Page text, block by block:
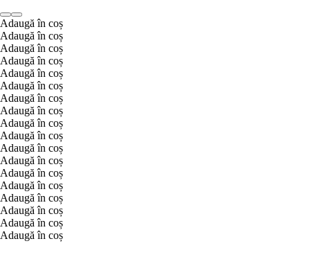
Adaugă în coș
Adaugă în coș
Adaugă în coș
Adaugă în coș
Adaugă în coș
Adaugă în coș
Adaugă în coș
Adaugă în coș
Adaugă în coș
Adaugă în coș
Adaugă în coș
Adaugă în coș
Adaugă în coș
Adaugă în coș
Adaugă în coș
Adaugă în coș
Adaugă în coș
Adaugă în coș